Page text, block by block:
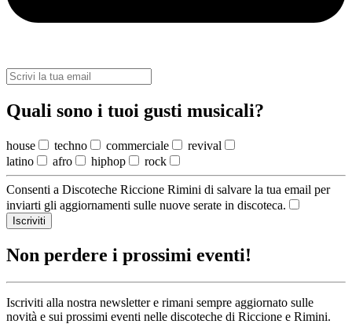
Quali sono i tuoi gusti musicali?
house techno commerciale
revival
latino
afro hiphop rock
Consenti a Discoteche Riccione Rimini di salvare la tua email per
inviarti gli aggiornamenti sulle nuove serate in discoteca.
Iscriviti
Non perdere i prossimi eventi!
Iscriviti alla nostra newsletter e rimani sempre aggiornato sulle
novità e sui prossimi eventi nelle discoteche di Riccione e Rimini.